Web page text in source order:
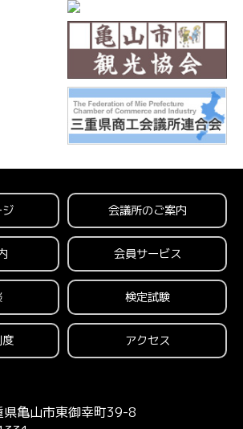
会議所のご案内
会員サービス
検定試験
アクセス
亀山市東御幸町39-8